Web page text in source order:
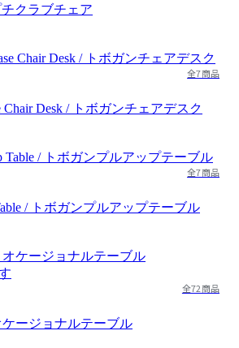
クラブチェア
全7商品
Chair Desk / トボガンチェアデスク
全7商品
/ トボガンプルアップテーブル
全72商品
ケージョナルテーブル